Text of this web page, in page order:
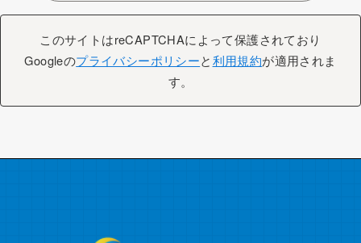
このサイトはreCAPTCHAによって保護されており
Googleのプライバシーポリシーと利用規約が適用されま
す。